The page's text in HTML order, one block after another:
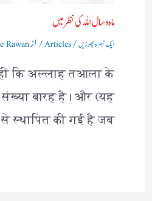
ماہ و سال اللہ کی نظر میں
ایک تبصرہ چھوڑیں/
Articles/ ازRawan
कि अल्लाह तआला के
संख्या बारह है। और (यह
स्थापित की गई है जब…